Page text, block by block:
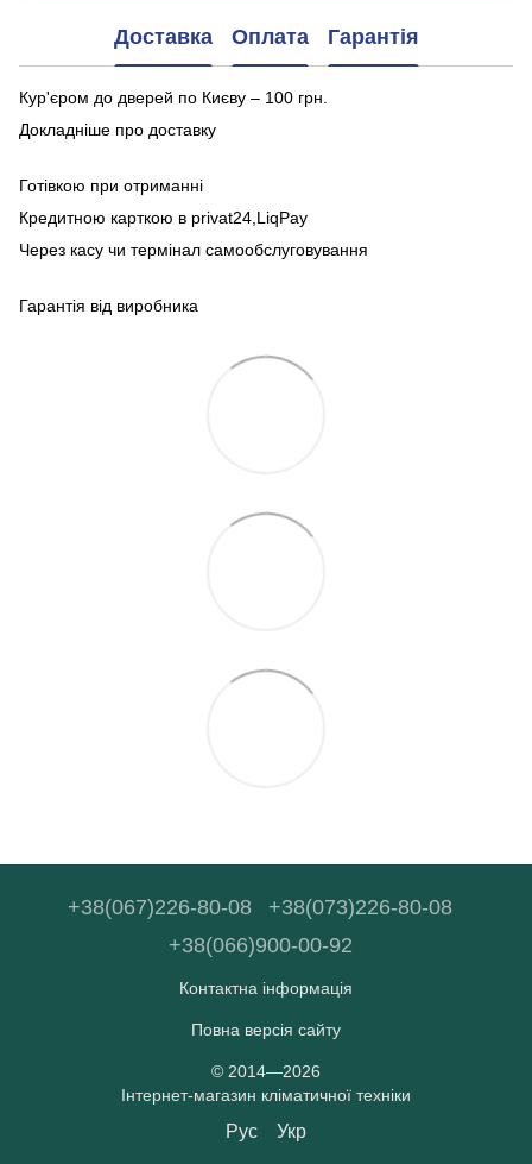
Доставка Оплата Гарантія
Кур'єром до дверей по Києву – 100 грн.
Докладніше про доставку
Готівкою при отриманні
Кредитною карткою в privat24,LiqPay
Через касу чи термінал самообслуговування
Гарантія від виробника
+38(067)226-80-08
+38(073)226-80-08
+38(066)900-00-92
Контактна інформація
Повна версія сайту
© 2014—2026
Інтернет-магазин кліматичної техніки
Рус Укр